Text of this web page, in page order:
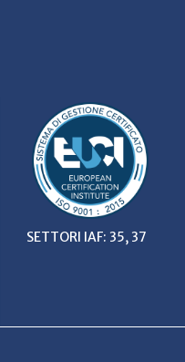
SETTORI IAF: 35, 37